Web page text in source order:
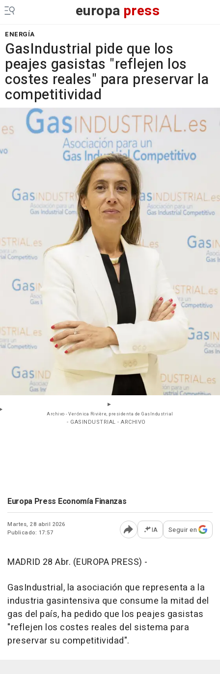
europa press
ENERGÍA
GasIndustrial pide que los
peajes gasistas "reflejen los
costes reales" para preservar la
competitividad
Archivo - Verónica Rivière, presidenta de GasIndustrial
- GASINDUSTRIAL - ARCHIVO
Europa Press Economía Finanzas
Martes, 28 abril 2026
Publicado: 17:57
Abrir opciones para
IA Seguir en
MADRID 28 Abr. (EUROPA PRESS) -
GasIndustrial, la asociación que representa a la
industria gasintensiva que consume la mitad del
gas del país, ha pedido que los peajes gasistas
"reflejen los costes reales del sistema para
preservar su competitividad".